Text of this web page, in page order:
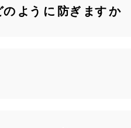
よう に 防ぎ ます か